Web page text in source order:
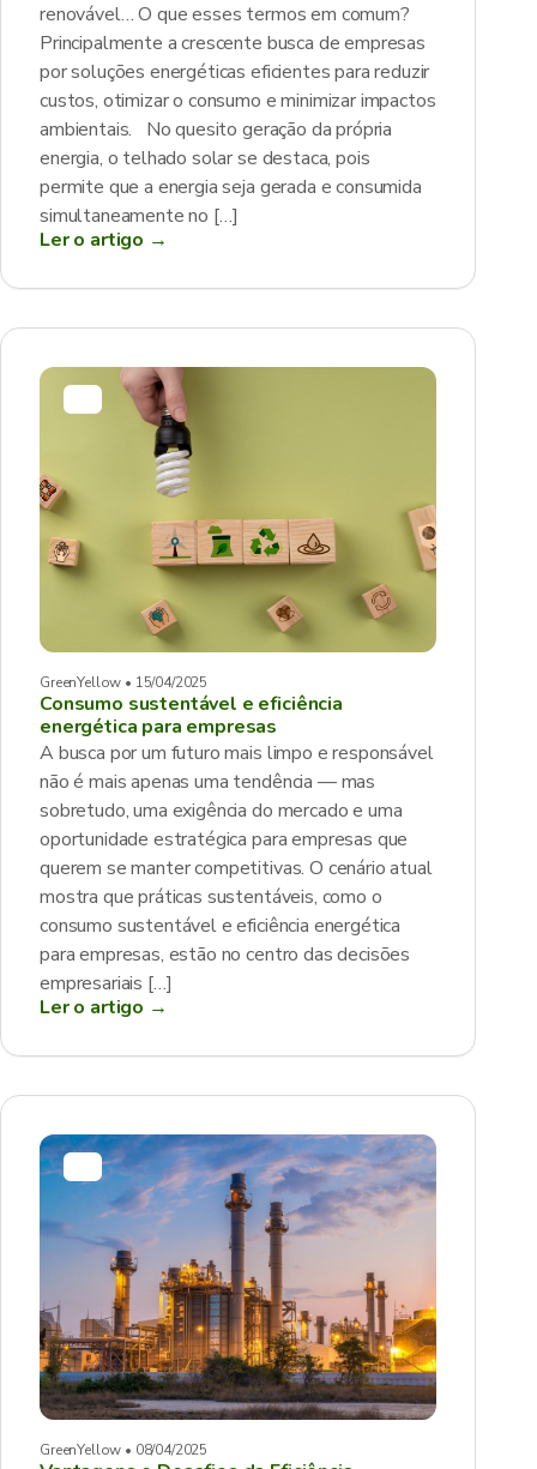
renovável… O que esses termos em comum?
Principalmente a crescente busca de empresas
por soluções energéticas eficientes para reduzir
custos, otimizar o consumo e minimizar impactos
ambientais. No quesito geração da própria
energia, o telhado solar se destaca, pois
permite que a energia seja gerada e consumida
simultaneamente no […]
Ler o artigo →
GreenYellow • 15/04/2025
Consumo sustentável e eficiência
energética para empresas
A busca por um futuro mais limpo e responsável
não é mais apenas uma tendência — mas
sobretudo, uma exigência do mercado e uma
oportunidade estratégica para empresas que
querem se manter competitivas. O cenário atual
mostra que práticas sustentáveis, como o
consumo sustentável e eficiência energética
para empresas, estão no centro das decisões
empresariais […]
Ler o artigo →
GreenYellow • 08/04/2025